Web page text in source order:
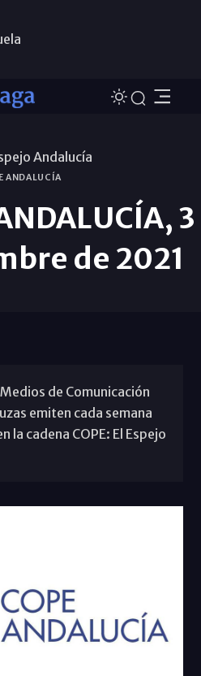
Andalucía
ANDALUCÍA
3
de 2021
de Comunicación
emiten cada semana
la cadena COPE: El Espejo